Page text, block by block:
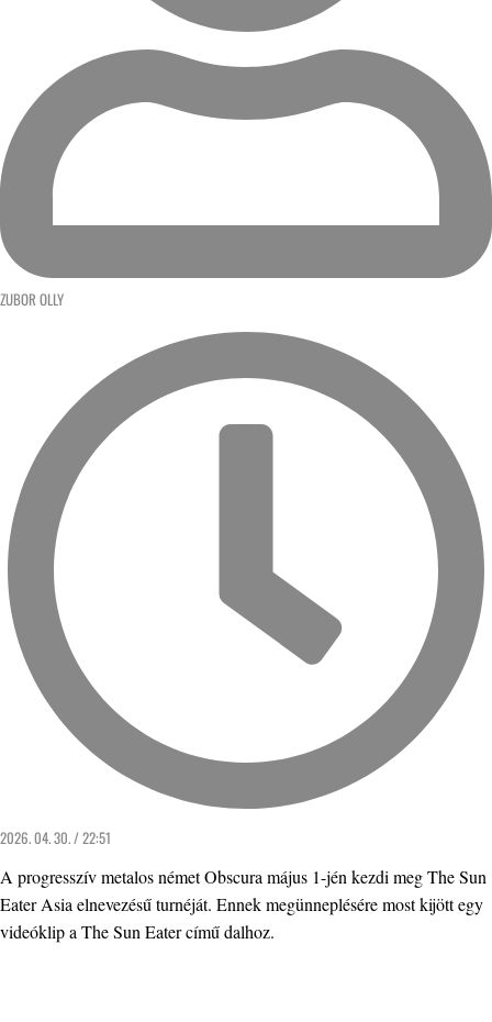
ZUBOR OLLY
2026. 04. 30. / 22:51
A progresszív metalos német Obscura május 1-jén kezdi meg The Sun
Eater Asia elnevezésű turnéját. Ennek megünneplésére most kijött egy
videóklip a The Sun Eater című dalhoz.